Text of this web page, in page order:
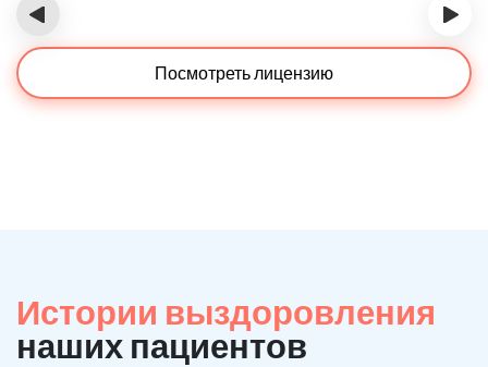
‹ ›
Посмотреть лицензию
Истории выздоровления
наших пациентов